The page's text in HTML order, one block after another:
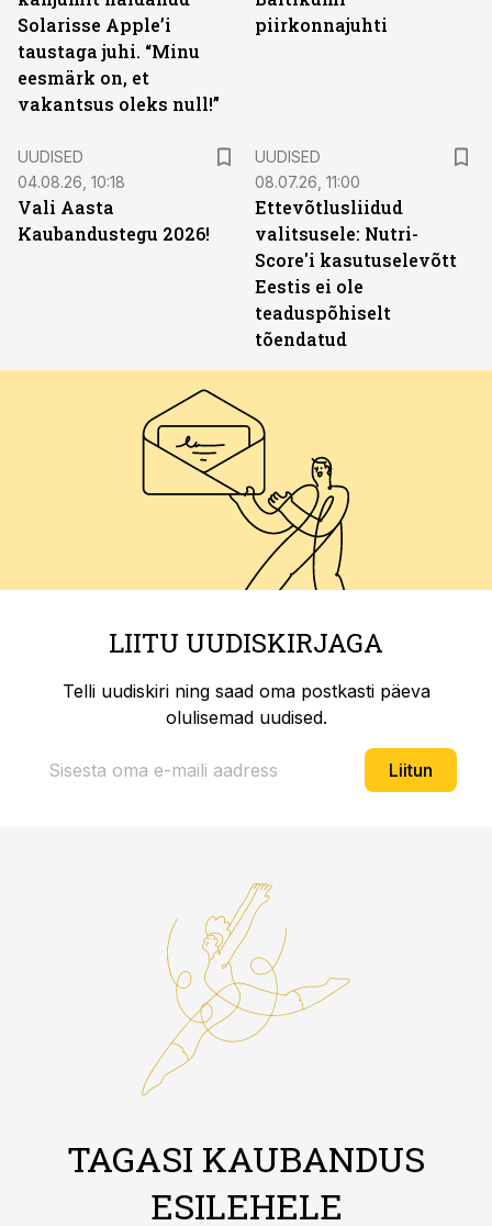
Solarisse Apple’i
taustaga juhi. “Minu
eesmärk on, et
vakantsus oleks null!”
piirkonnajuhti
UUDISED
04.08.26, 10:18
Vali Aasta
Kaubandustegu 2026!
UUDISED
08.07.26, 11:00
Ettevõtlusliidud
valitsusele: Nutri-
Score'i kasutuselevõtt
Eestis ei ole
teaduspõhiselt
tõendatud
LIITU UUDISKIRJAGA
Telli uudiskiri ning saad oma postkasti päeva
olulisemad uudised.
Liitun
TAGASI KAUBANDUS
ESILEHELE